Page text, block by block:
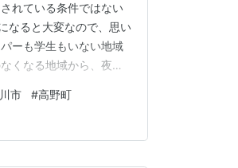
れている条件ではない
なると大変なので、思い
ーも学生もいない地域
くなる地域から、夜も
マツ・コウヤマキの針
市 #高野町